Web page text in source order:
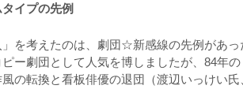
イプの先例
を考えたのは、劇団☆新感線の先例があ
ー劇団として人気を博しましたが、84年
の転換と看板俳優の退団（渡辺いっけい